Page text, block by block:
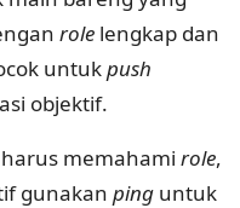
role lengkap dan
untukpush
objektif.
memahami role,
gunakan ping untuk